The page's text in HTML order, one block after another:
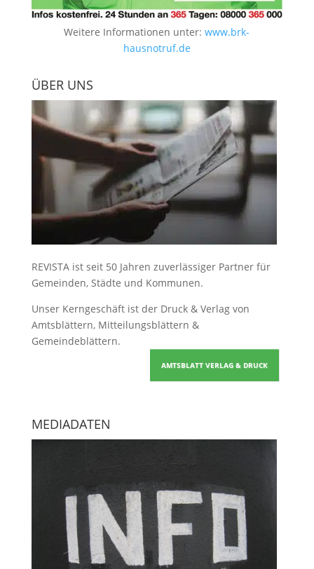
Weitere Informationen unter:www.brk-
hausnotruf.de
ÜBER UNS
REVISTA ist seit 50 Jahren zuverlässiger Partner für
Gemeinden, Städte und Kommunen.
Unser Kerngeschäft ist der Druck & Verlag von
Amtsblättern, Mitteilungsblättern &
Gemeindeblättern.
AMTSBLATT VERLAG & DRUCK
MEDIADATEN